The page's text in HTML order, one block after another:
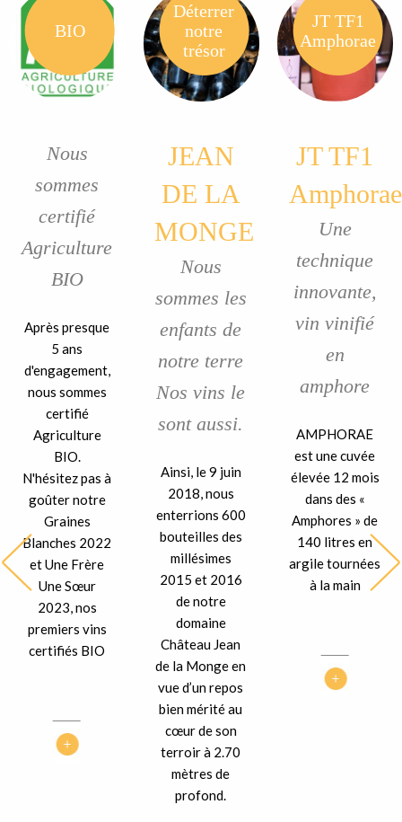
BIO
Nous
sommes
certifié
Agriculture
BIO
Après presque
5 ans
d'engagement,
nous sommes
certifié
Agriculture
BIO.
N'hésitez pas à
goûter notre
Graines
Blanches 2022
et Une Frère
Une Sœur
2023, nos
premiers vins
certifiés BIO
Déterrer
notre
trésor
JEAN
DE LA
MONGE
Nous
sommes les
enfants de
notre terre
Nos vins le
sont aussi.
Ainsi, le 9 juin
2018, nous
enterrions 600
bouteilles des
millésimes
2015 et 2016
de notre
domaine
Château Jean
de la Monge en
vue d’un repos
bien mérité au
cœur de son
terroir à 2.70
mètres de
profond.
JT TF1
Amphorae
JT TF1
Amphorae
Une
technique
innovante,
vin vinifié
en
amphore
AMPHORAE
est une cuvée
élevée 12 mois
dans des «
Amphores » de
140 litres en
argile tournées
à la main